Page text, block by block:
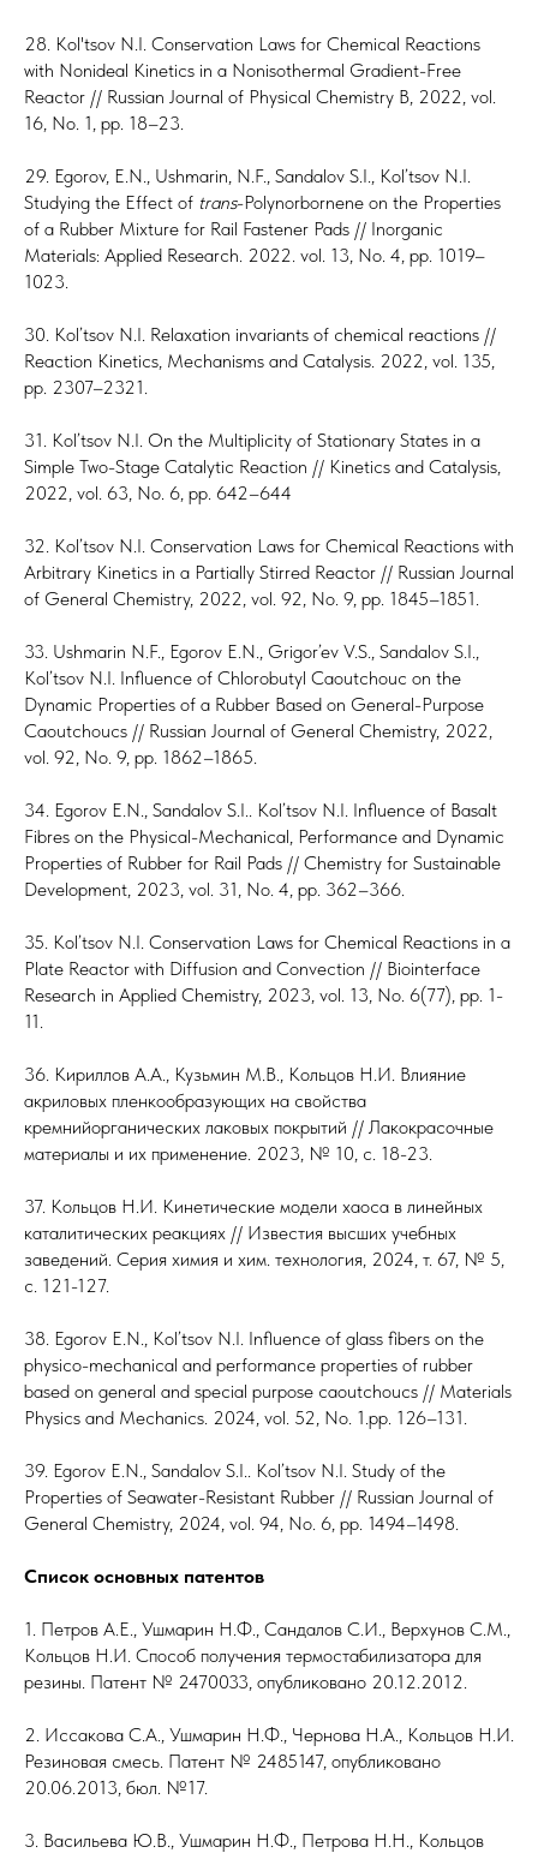
28. Kol'tsov N.I. Conservation Laws for Chemical Reactions
with Nonideal Kinetics in a Nonisothermal Gradient-Free
Reactor // Russian Journal of Physical Chemistry B, 2022, vol.
16, No. 1, pp. 18–23.
29. Egorov, E.N., Ushmarin, N.F., Sandalov S.I., Kol’tsov N.I.
Studying the Effect of trans-Polynorbornene on the Properties
of a Rubber Mixture for Rail Fastener Pads // Inorganic
Materials: Applied Research. 2022. vol. 13, No. 4, pp. 1019–
1023.
30. Kol’tsov N.I. Relaxation invariants of chemical reactions //
Reaction Kinetics, Mechanisms and Catalysis. 2022, vol. 135,
pp. 2307–2321.
31. Kol’tsov N.I. On the Multiplicity of Stationary States in a
Simple Two-Stage Catalytic Reaction // Kinetics and Catalysis,
2022, vol. 63, No. 6, pp. 642–644
32. Kol’tsov N.I. Conservation Laws for Chemical Reactions with
Arbitrary Kinetics in a Partially Stirred Reactor // Russian Journal
of General Chemistry, 2022, vol. 92, No. 9, pp. 1845–1851.
33. Ushmarin N.F., Egorov E.N., Grigor’ev V.S., Sandalov S.I.,
Kol’tsov N.I. Influence of Chlorobutyl Caoutchouc on the
Dynamic Properties of a Rubber Based on General-Purpose
Caoutchoucs // Russian Journal of General Chemistry, 2022,
vol. 92, No. 9, pp. 1862–1865.
34. Egorov E.N., Sandalov S.I.. Kol’tsov N.I. Influence of Basalt
Fibres on the Physical-Mechanical, Performance and Dynamic
Properties of Rubber for Rail Pads // Chemistry for Sustainable
Development, 2023, vol. 31, No. 4, pp. 362–366.
35. Kol’tsov N.I. Conservation Laws for Chemical Reactions in a
Plate Reactor with Diffusion and Convection // Biointerface
Research in Applied Chemistry, 2023, vol. 13, No. 6(77), pp. 1-
11.
36. Кириллов А.А., Кузьмин М.В., Кольцов Н.И. Влияние
акриловых пленкообразующих на свойства
кремнийорганических лаковых покрытий // Лакокрасочные
материалы и их применение. 2023, № 10, с. 18-23.
37. Кольцов Н.И. Кинетические модели хаоса в линейных
каталитических реакциях // Известия высших учебных
заведений. Серия химия и хим. технология, 2024, т. 67, № 5,
с. 121-127.
38. Egorov E.N., Kol’tsov N.I. Influence of glass fibers on the
physico-mechanical and performance properties of rubber
based on general and special purpose caoutchoucs // Materials
Physics and Mechanics. 2024, vol. 52, No. 1.рр. 126–131.
39. Egorov E.N., Sandalov S.I.. Kol’tsov N.I. Study of the
Properties of Seawater-Resistant Rubber // Russian Journal of
General Chemistry, 2024, vol. 94, No. 6, pp. 1494–1498.
Список основных патентов
1. Петров А.Е., Ушмарин Н.Ф., Сандалов С.И., Верхунов С.М.,
Кольцов Н.И. Способ получения термостабилизатора для
резины. Патент № 2470033, опубликовано 20.12.2012.
2. Иссакова С.А., Ушмарин Н.Ф., Чернова Н.А., Кольцов Н.И.
Резиновая смесь. Патент № 2485147, опубликовано
20.06.2013, бюл. №17.
3. Васильева Ю.В., Ушмарин Н.Ф., Петрова Н.Н., Кольцов